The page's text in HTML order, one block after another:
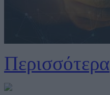
Περισσότερα